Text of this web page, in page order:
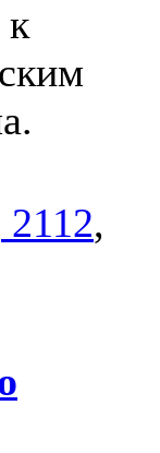
к
,